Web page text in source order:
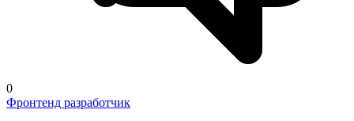
0
Фронтенд разработчик